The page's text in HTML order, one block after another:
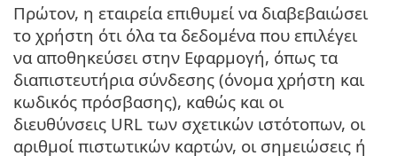
Πρώτον, η εταιρεία επιθυμεί να διαβεβαιώσει
το χρήστη ότι όλα τα δεδομένα που επιλέγει
να αποθηκεύσει στην Εφαρμογή, όπως τα
διαπιστευτήρια σύνδεσης (όνομα χρήστη και
κωδικός πρόσβασης), καθώς και οι
διευθύνσεις URL των σχετικών ιστότοπων, οι
αριθμοί πιστωτικών καρτών, οι σημειώσεις ή